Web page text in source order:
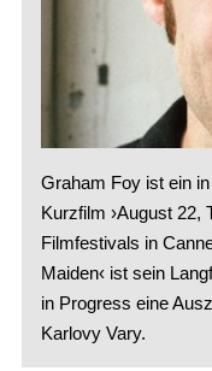
Graham Foy ist ein
Kurzfilm ›August 22,
Filmfestivals in
Maiden‹ ist sein
in Progress eine
Karlovy Vary.